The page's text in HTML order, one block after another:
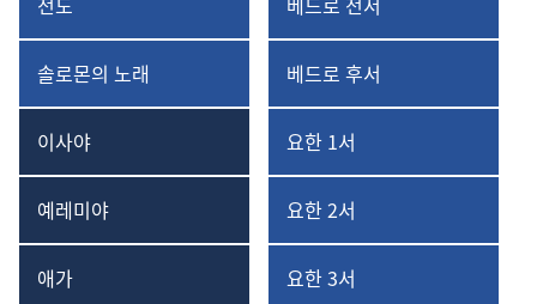
전도서
솔로몬의
노래
솔로몬의 노래
이사야
이사야
예레미야
예레미야
예레미야
애가
베드로
전서
베드로
후서
베드로 후서
요한
1서
요한 1서
요한
2서
요한 2서
요한
요한 3서